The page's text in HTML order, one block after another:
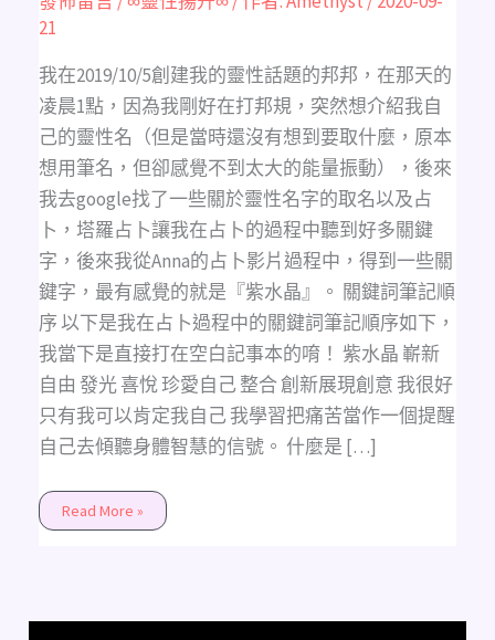
21
我在2019/10/5創建我的靈性話題的邦邦，在那天的
凌晨1點，因為我剛好在打邦規，突然想介紹我自
己的靈性名（但是當時還沒有想到要取什麼，原本
想用筆名，但卻感覺不到太大的能量振動），後來
我去google找了一些關於靈性名字的取名以及占
卜，塔羅占卜讓我在占卜的過程中聽到好多關鍵
字，後來我從Anna的占卜影片過程中，得到一些關
鍵字，最有感覺的就是『紫水晶』。 關鍵詞筆記順
序 以下是我在占卜過程中的關鍵詞筆記順序如下，
我當下是直接打在空白記事本的唷！ 紫水晶 嶄新
自由 發光 喜悅 珍愛自己 整合 創新展現創意 我很好
只有我可以肯定我自己 我學習把痛苦當作一個提醒
自己去傾聽身體智慧的信號。 什麼是 […]
性
Read More »